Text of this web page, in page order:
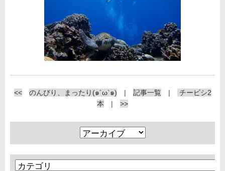
<< のんびり、まったり(๑´ω`๑) | 記事一覧|
チービシ2
本 | >>